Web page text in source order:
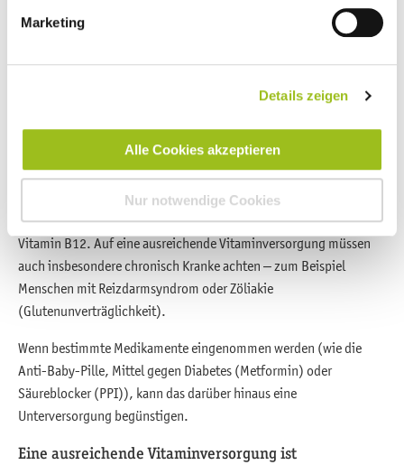
Marketing
Details zeigen
Alle Cookies akzeptieren
Nur notwendige Cookies
Vitaminen?
es immer wieder Menschen mit Mangelerscheinungen. Veganer
zum Beispiel können aufgrund ihrer Art der Ernährung nicht
Einige Personengruppen haben dagegen einen erhöhten Bedarf an
Vitaminen. Ältere Menschen brauchen zum Beispiel mehr Vitamin
D und K,Schwangereund Stillende mehr Folsäure, Vitamin D und
Vitamin B12. Auf eine ausreichende Vitaminversorgung müssen
auch insbesondere chronisch Kranke achten – zum Beispiel
Menschen mit Reizdarmsyndrom oder Zöliakie
(Glutenunverträglichkeit).
Wenn bestimmte Medikamente eingenommen werden (wie die
Anti-Baby-Pille, Mittel gegen Diabetes (Metformin) oder
Säureblocker (PPI)), kann das darüber hinaus eine
Unterversorgung begünstigen.
Eine ausreichende Vitaminversorgung ist